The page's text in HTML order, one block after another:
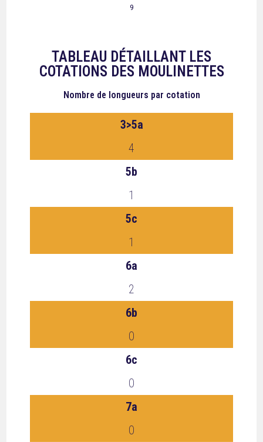
9
TABLEAU DÉTAILLANT LES
COTATIONS DES MOULINETTES
Nombre de longueurs par cotation
3>5a
4
5b
1
5c
1
6a
2
6b
0
6c
0
7a
0